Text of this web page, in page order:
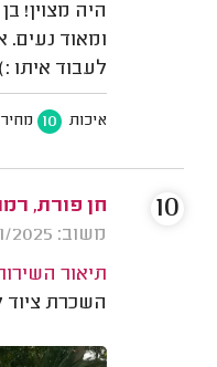
היה מצוין!
ומאוד
לעבוד איתו :)
איכות 10 מחיר
חן פורת,
משוב: 06/01/2025
תיאור
השכרת ציוד
10